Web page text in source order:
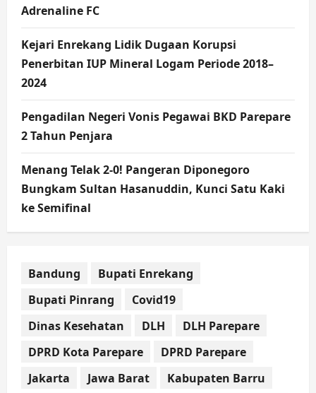
Adrenaline FC
Kejari Enrekang Lidik Dugaan Korupsi
Penerbitan IUP Mineral Logam Periode 2018–
2024
Pengadilan Negeri Vonis Pegawai BKD Parepare
2 Tahun Penjara
Menang Telak 2-0! Pangeran Diponegoro
Bungkam Sultan Hasanuddin, Kunci Satu Kaki
ke Semifinal
Bandung
Bupati Enrekang
Bupati Pinrang
Covid19
Dinas Kesehatan
DLH
DLH Parepare
DPRD Kota Parepare
DPRD Parepare
Jakarta
Jawa Barat
Kabupaten Barru